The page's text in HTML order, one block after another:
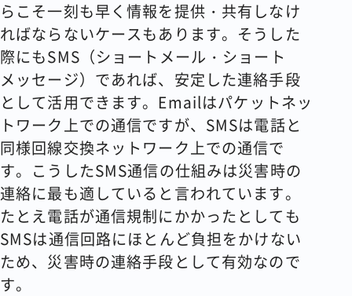
らこそ一刻も早く情報を提供・共有しなけ
ればならないケースもあります。そうした
際にもSMS（ショートメール・ショート
メッセージ）であれば、安定した連絡手段
として活用できます。Emailはパケットネッ
トワーク上での通信ですが、SMSは電話と
同様回線交換ネットワーク上での通信で
す。こうしたSMS通信の仕組みは災害時の
連絡に最も適していると言われています。
たとえ電話が通信規制にかかったとしても
SMSは通信回路にほとんど負担をかけない
ため、災害時の連絡手段として有効なので
す。